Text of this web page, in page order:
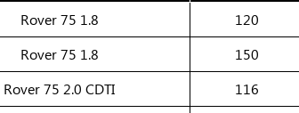
Rover 75 1.8 120
Rover 75 1.8
150
Rover 75 2.0 CDTI
116